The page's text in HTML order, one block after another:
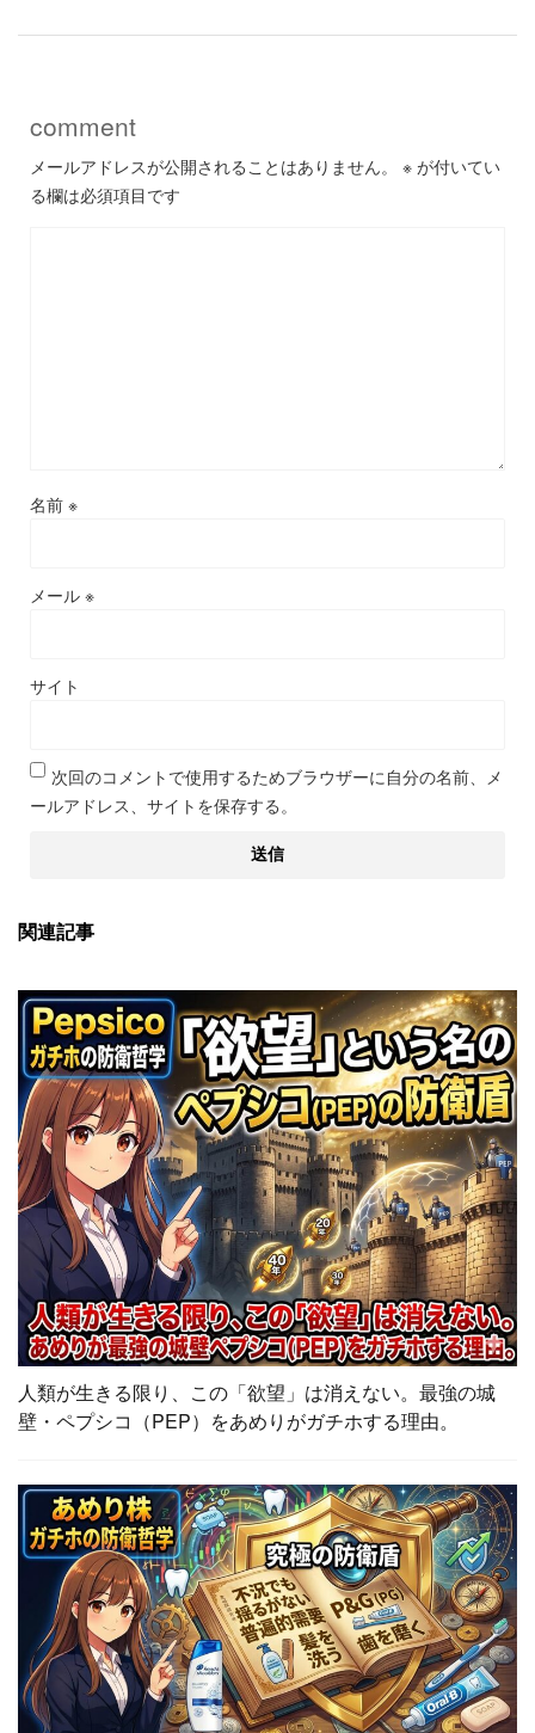
comment
メールアドレスが公開されることはありません。 ※ が付いてい
る欄は必須項目です
名前 ※
メール ※
サイト
次回のコメントで使用するためブラウザーに自分の名前、メ
ールアドレス、サイトを保存する。
関連記事
人類が生きる限り、この「欲望」は消えない。最強の城
壁・ペプシコ（PEP）をあめりがガチホする理由。